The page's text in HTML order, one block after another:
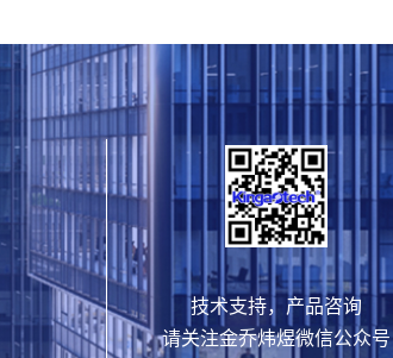
技术支持，产品咨询
请关注金乔炜煜微信公众号